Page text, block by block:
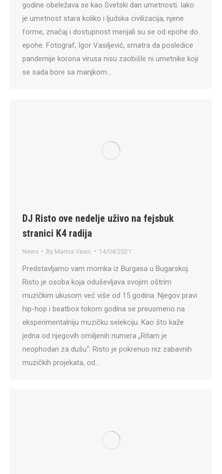
godine obeležava se kao Svetski dan umetnosti. Iako
je umetnost stara koliko i ljudska civilizacija, njene
forme, značaj i dostupnost menjali su se od epohe do
epohe. Fotograf, Igor Vasiljević, smatra da posledice
pandemije korona virusa nisu zaobišle ni umetnike koji
se sada bore sa manjkom…
DJ Risto ove nedelje uživo na fejsbuk
stranici K4 radija
News By Marina Vasic 14/04/2021
Predstavljamo vam momka iz Burgasa u Bugarskoj.
Risto je osoba koja oduševljava svojim oštrim
muzičkim ukusom već više od 15 godina. Njegov pravi
hip-hop i beatbox tokom godina se preusmerio na
eksperimentalniju muzičku selekciju. Kao što kaže
jedna od njegovih omiljenih numera „Ritam je
neophodan za dušu“. Risto je pokrenuo niz zabavnih
muzičkih projekata, od…